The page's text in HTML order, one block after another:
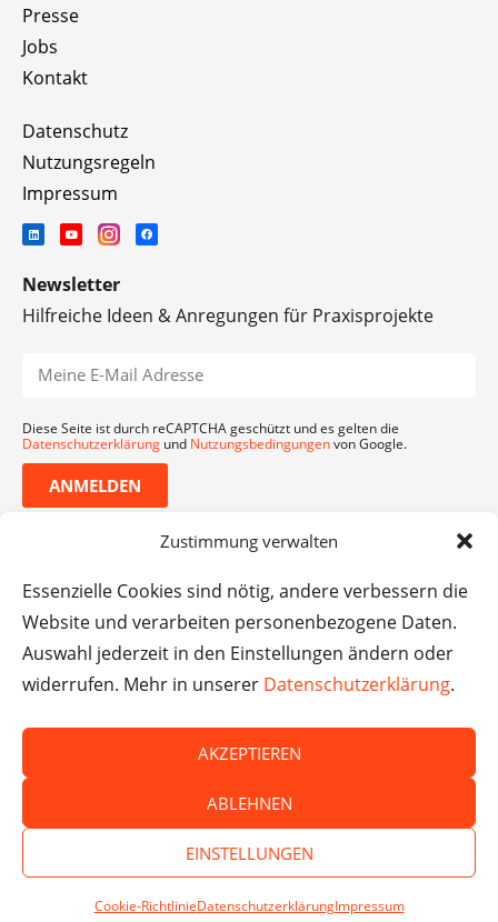
Zustimmung verwalten
Essenzielle Cookies sind nötig, andere verbessern die
Website und verarbeiten personenbezogene Daten.
Auswahl jederzeit in den Einstellungen ändern oder
widerrufen. Mehr in unserer Datenschutzerklärung.
AKZEPTIEREN
ABLEHNEN
EINSTELLUNGEN
Cookie-RichtlinieDatenschutzerklärungImpressum
SPENDEN
Presse
Jobs
Kontakt
Datenschutz
Nutzungsregeln
Impressum
Newsletter
Hilfreiche Ideen & Anregungen für Praxisprojekte
Diese Seite ist durch reCAPTCHA geschützt und es gelten die
Datenschutzerklärung und Nutzungsbedingungenvon Google.
ANMELDEN
nicht für die Inhalte externer Websites.